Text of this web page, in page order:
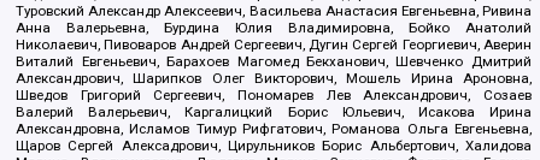
Туровский Александр Алексеевич, Васильева Анастасия Евгеньевна, Ривина
Анна Валерьевна, Бурдина Юлия Владимировна, Бойко Анатолий
Николаевич, Пивоваров Андрей Сергеевич, Дугин Сергей Георгиевич, Аверин
Виталий Евгеньевич, Барахоев Магомед Бекханович, Шевченко Дмитрий
Александрович, Шарипков Олег Викторович, Мошель Ирина Ароновна,
Шведов Григорий Сергеевич, Пономарев Лев Александрович, Созаев
Валерий Валерьевич, Каргалицкий Борис Юльевич, Исакова Ирина
Александровна, Исламов Тимур Рифгатович, Романова Ольга Евгеньевна,
Щаров Сергей Алексадрович, Цирульников Борис Альбертович, Халидова